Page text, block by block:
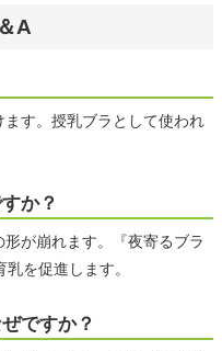
A
す。授乳ブラとして使われ
か？
が崩れます。『夜寄るブラ
を促進します。
ですか？